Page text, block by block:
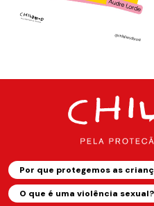
Por que protegemos as
O que é uma violência sexual?